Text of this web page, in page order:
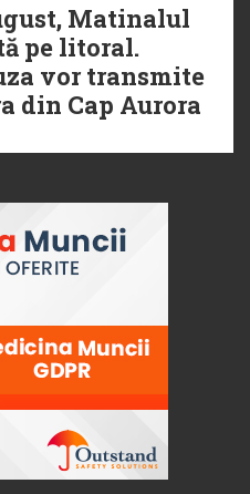
Matinalul
pe litoral.
vor transmite
din Cap Aurora